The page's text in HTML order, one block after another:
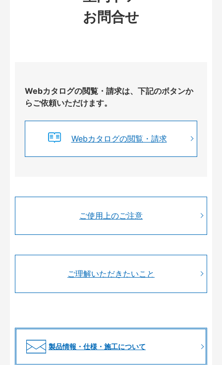
お問合せ
Webカタログの閲覧・請求は、下記のボタンか
らご依頼いただけます。
Webカタログの閲覧・請求
ご使用上のご注意
ご理解いただきたいこと
製品情報・仕様・施工について